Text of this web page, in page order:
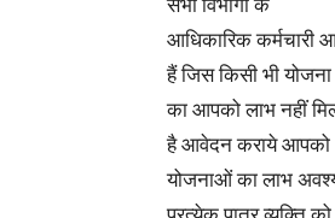
आधिकारिक कर्मचारी
हैं जिस किसी भी योजना
का आपको लाभ नहीं
है आवेदन कराये आपको
योजनाओं का लाभ